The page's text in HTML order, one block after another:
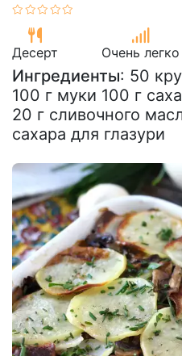
Десерт Очень легко
Ингредиенты: 50
100 г муки 100 г
20 г сливочного
сахара для глазури